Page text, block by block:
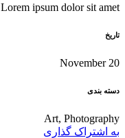
Lorem ipsum dolor sit amet
تاریخ
20 November
دسته بندی
Art, Photography
به اشتراک گذاری